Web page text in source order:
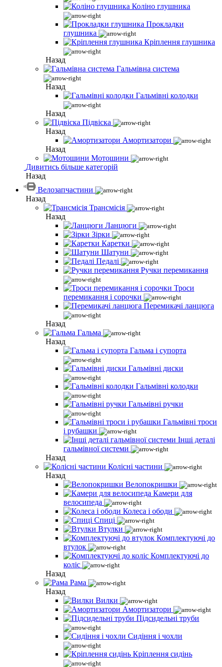
Коліно глушника
Прокладки
глушника
Кріплення глушника
Назад
Гальмівна система
Назад
Гальмівні колодки
Назад
Підвіска
Назад
Амортизатори
Назад
Мотошини
Дивитись більше категорій
Назад
Велозапчастини
Назад
Трансмісія
Назад
Ланцюги
Зірки
Каретки
Шатуни
Педалі
Ручки перемикання
Троси
перемикання і сорочки
Перемикачі ланцюга
Назад
Гальма
Назад
Гальма і супорта
Гальмівні диски
Гальмівні колодки
Гальмівні ручки
Гальмівні троси
і рубашки
Інші деталі
гальмівної системи
Назад
Колісні частини
Назад
Велопокришки
Камери для
велосипеда
Колеса і ободи
Спиці
Втулки
Комплектуючі до
втулок
Комплектуючі до
коліс
Назад
Рама
Назад
Вилки
Амортизатори
Підсидельні труби
Сидіння і чохли
Кріплення сидінь